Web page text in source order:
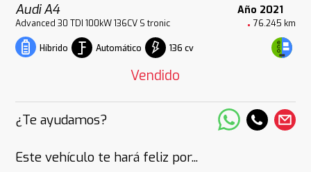
Audi A4 Año 2021
Advanced 30 TDI 100kW 136CV S tronic 76.245 km
Híbrido Automático 136 cv
Vendido
¿Te ayudamos?
Este vehículo te hará feliz por...